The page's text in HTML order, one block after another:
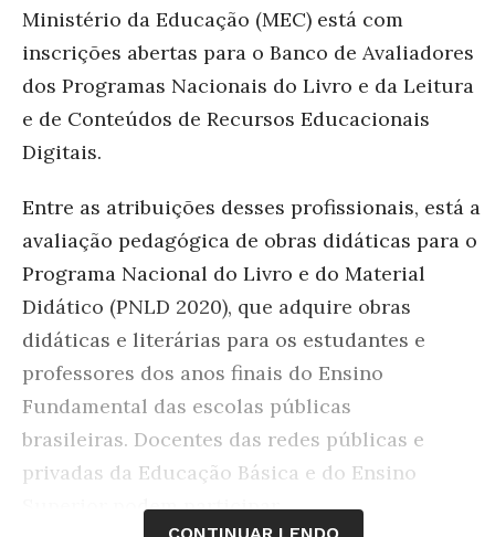
Ministério da Educação (MEC) está com
inscrições abertas para o Banco de Avaliadores
dos Programas Nacionais do Livro e da Leitura
e de Conteúdos de Recursos Educacionais
Digitais.
Entre as atribuições desses profissionais, está a
avaliação pedagógica de obras didáticas para o
Programa Nacional do Livro e do Material
Didático (PNLD 2020), que adquire obras
didáticas e literárias para os estudantes e
professores dos anos finais do Ensino
Fundamental das escolas públicas
brasileiras. Docentes das redes públicas e
privadas da Educação Básica e do Ensino
Superior podem participar.